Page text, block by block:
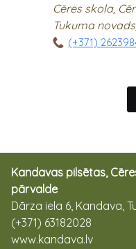
Cēres skola,
Tukuma
(+371)
Kandavas pilsētas,
pārvalde
Dārza iela 6, Kandava,
(+371) 63182028
www.kandava.lv